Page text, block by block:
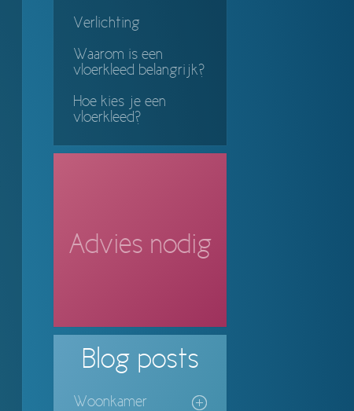
Verlichting
Waarom is een
vloerkleed belangrijk?
Hoe kies je een
vloerkleed?
Advies nodig
Blog posts
Woonkamer